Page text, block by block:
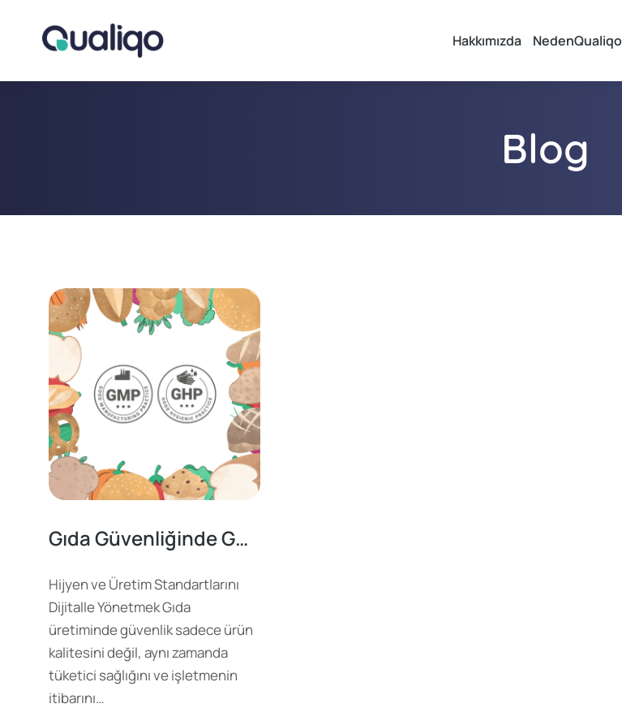
Hakkımızda NedenQualiqo
Blog
Gıda Güvenliğinde GHP ve GMP
Hijyen ve Üretim Standartlarını
Dijitalle Yönetmek Gıda
üretiminde güvenlik sadece ürün
kalitesini değil, aynı zamanda
tüketici sağlığını ve işletmenin
itibarını…